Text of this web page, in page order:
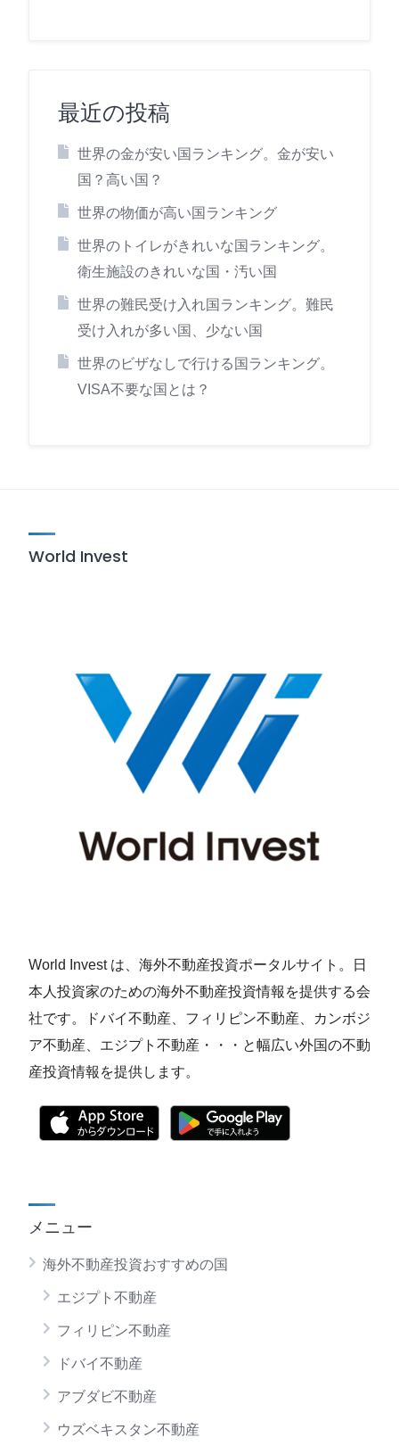
最近の投稿
世界の金が安い国ランキング。金が安い
国？高い国？
世界の物価が高い国ランキング
世界のトイレがきれいな国ランキング。
衛生施設のきれいな国・汚い国
世界の難民受け入れ国ランキング。難民
受け入れが多い国、少ない国
世界のビザなしで行ける国ランキング。
VISA不要な国とは？
World Invest
World Invest は、海外不動産投資ポータルサイト。日
本人投資家のための海外不動産投資情報を提供する会
社です。ドバイ不動産、フィリピン不動産、カンボジ
ア不動産、エジプト不動産・・・と幅広い外国の不動
産投資情報を提供します。
メニュー
海外不動産投資おすすめの国
エジプト不動産
フィリピン不動産
ドバイ不動産
アブダビ不動産
ウズベキスタン不動産